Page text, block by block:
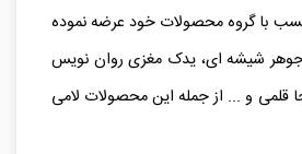
با گروه محصولات خود عرضه نموده
شیشه ای، یدک مغزی روان نویس
قلمی و ... از جمله این محصولات لامی